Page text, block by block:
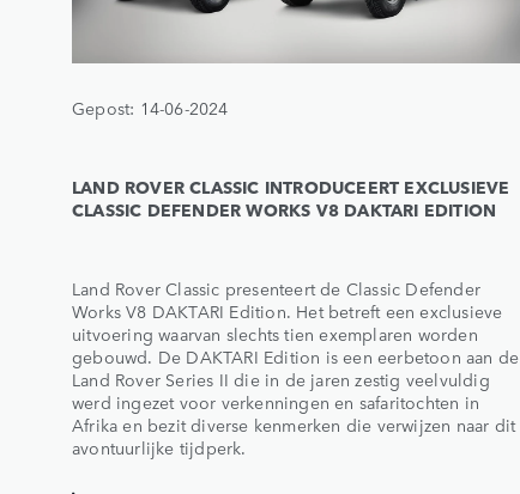
Gepost: 14-06-2024
LAND ROVER CLASSIC INTRODUCEERT EXCLUSIEVE
CLASSIC DEFENDER WORKS V8 DAKTARI EDITION
Land Rover Classic presenteert de Classic Defender
Works V8 DAKTARI Edition. Het betreft een exclusieve
uitvoering waarvan slechts tien exemplaren worden
gebouwd. De DAKTARI Edition is een eerbetoon aan de
Land Rover Series II die in de jaren zestig veelvuldig
werd ingezet voor verkenningen en safaritochten in
Afrika en bezit diverse kenmerken die verwijzen naar dit
avontuurlijke tijdperk.